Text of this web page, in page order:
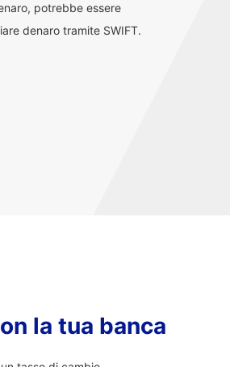
potrebbe essere
denaro tramite SWIFT.
la tua banca